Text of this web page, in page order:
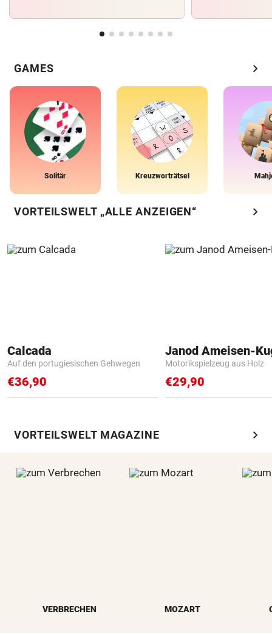
GAMES chevron_right
Solitär Kreuzworträtsel
VORTEILSWELT „ALLE ANZEIGEN“ chevron_right
Calcada
Auf den portugiesischen Gehwegen
€36,90
Janod Ameisen-
Motorikspielzeug aus Holz
€29,90
VORTEILSWELT MAGAZINE chevron_right
VERBRECHEN MOZART